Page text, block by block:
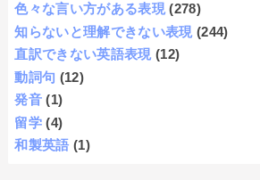
色々な言い方がある表現 (278)
知らないと理解できない表現 (244)
直訳できない英語表現 (12)
動詞句 (12)
発音 (1)
留学 (4)
和製英語 (1)